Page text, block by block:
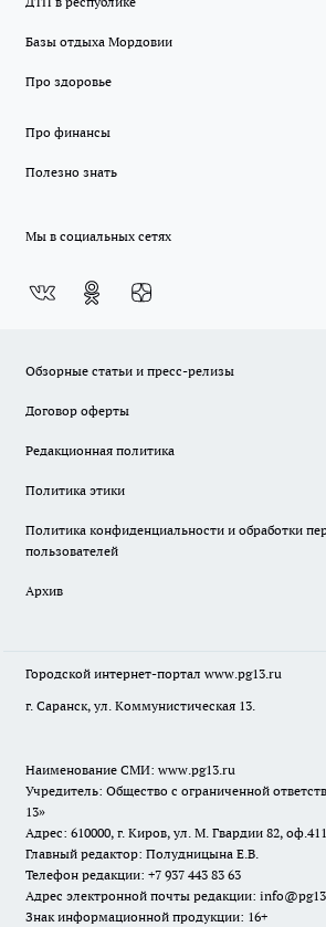
Базы отдыха Мордовии
Про здоровье
Про финансы
Полезно знать
Мы в социальных сетях
Обзорные статьи и пресс-релизы
Договор оферты
Редакционная политика
Политика этики
Политика конфиденциальности и обработки
пользователей
Архив
Городской интернет-портал www.pg13.ru
г. Саранск, ул. Коммунистическая 13.
Наименование СМИ: www.pg13.ru
Учредитель: Общество с ограниченной
13»
Адрес: 610000, г. Киров, ул. М. Гвардии 82, оф.411
Главный редактор: Полудницына Е.В.
Телефон редакции: +7 937 443 83 63
Адрес электронной почты редакции:
Знак информационной продукции: 16+